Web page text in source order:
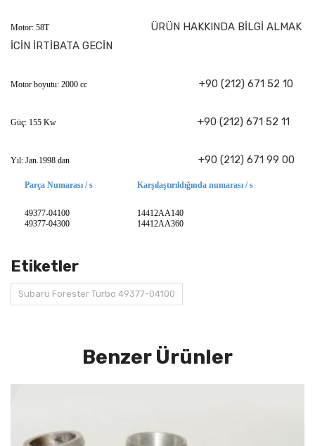
Motor: 58T ÜRÜN HAKKINDA BİLGİ ALMAK
İCİN İRTİBATA GECİN
Motor boyutu: 2000 cc +90 (212) 671 52 10
Güç: 155 Kw +90 (212) 671 52 11
Yıl: Jan.1998 dan +90 (212) 671 99 00
Parça Numarası / s
49377-04100
49377-04300
Karşılaştırıldığında numarası / s
14412AA140
14412AA360
Etiketler
Subaru Forester Turbo 49377-04100
Benzer Ürünler